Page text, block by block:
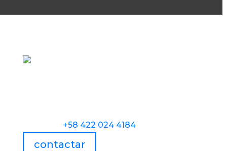
+58 422 024 4184
contactar